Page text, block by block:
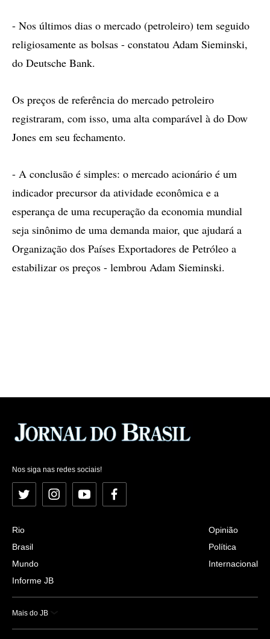
- Nos últimos dias o mercado (petroleiro) tem seguido
religiosamente as bolsas - constatou Adam Sieminski,
do Deutsche Bank.
Os preços de referência do mercado petroleiro
registraram, com isso, uma alta comparável à do Dow
Jones em seu fechamento.
- A conclusão é simples: o mercado acionário é um
indicador precursor da atividade econômica e a
esperança de uma recuperação da economia mundial
seja sinônimo de uma demanda maior, que ajudará a
Organização dos Países Exportadores de Petróleo a
estabilizar os preços - lembrou Adam Sieminski.
Nos siga nas redes sociais!
Twitter InstagramYouTubeFacebook
Rio
Brasil
Mundo
Informe JB
Opinião
Política
Internacional
Mais do JB
Esportes